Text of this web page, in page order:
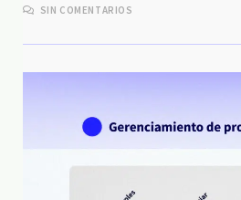
SIN COMENTARIOS